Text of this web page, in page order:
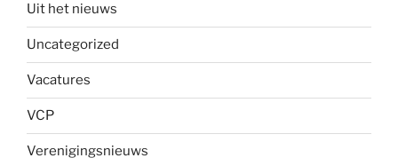
Uit het nieuws
Uncategorized
Vacatures
VCP
Verenigingsnieuws